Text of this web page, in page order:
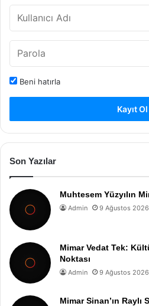
Beni hatırla
Kayıt Ol
Son Yazılar
Muhtesem Yüzyılın
Admin 9 Ağustos 2026
Mimar Vedat Tek:
Noktası
Admin 9 Ağustos 2026
Mimar Sinan’ın